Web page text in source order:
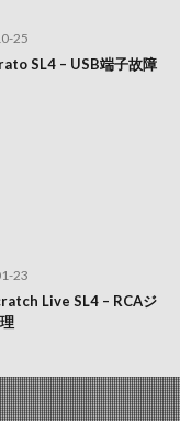
25
SL4 – USB端子故障
23
Live SL4 – RCAジ